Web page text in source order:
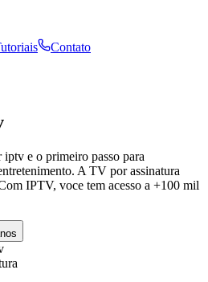
Contato
e o primeiro passo para
A TV por assinatura
IPTV, voce tem acesso a +100 mil